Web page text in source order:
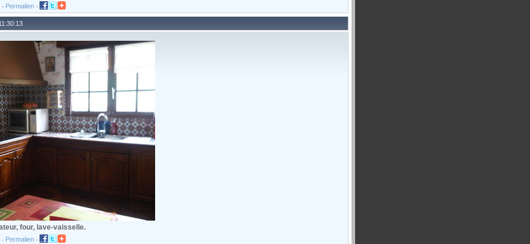
- Permalien -
four, lave-vaisselle.
- Permalien -